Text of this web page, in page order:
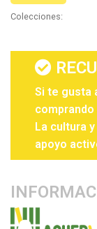
Colecciones:
Si te gusta
La cultura
apoyo